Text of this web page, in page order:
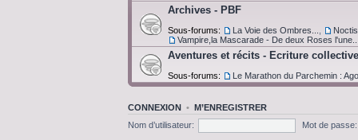
Archives - PBF
Sous-forums: La Voie des Ombres...
Vampire,la Mascarade - De deux Roses
Aventures et récits - Ecriture collective
Sous-forums: Le Marathon du Parchemin :
CONNEXION • M’ENREGISTRER
Nom d’utilisateur:
Mot de passe: